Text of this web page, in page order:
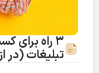
3 راه برای
تبلیغات (در